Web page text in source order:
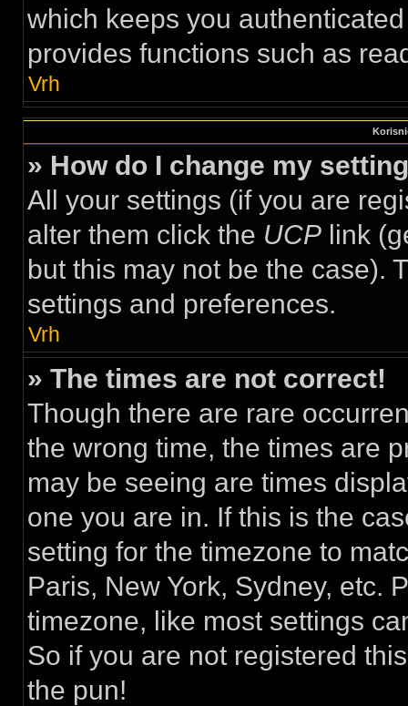
which keeps you
provides functions such as
Vrh
» How do I change my
All your settings (if you are
alter them click the UCP link
but this may not be the case).
settings and preferences.
Vrh
» The times are not correct!
Though there are rare
the wrong time, the times are
may be seeing are times
one you are in. If this is the
setting for the timezone to
Paris, New York, Sydney, etc.
timezone, like most settings
So if you are not registered
the pun!